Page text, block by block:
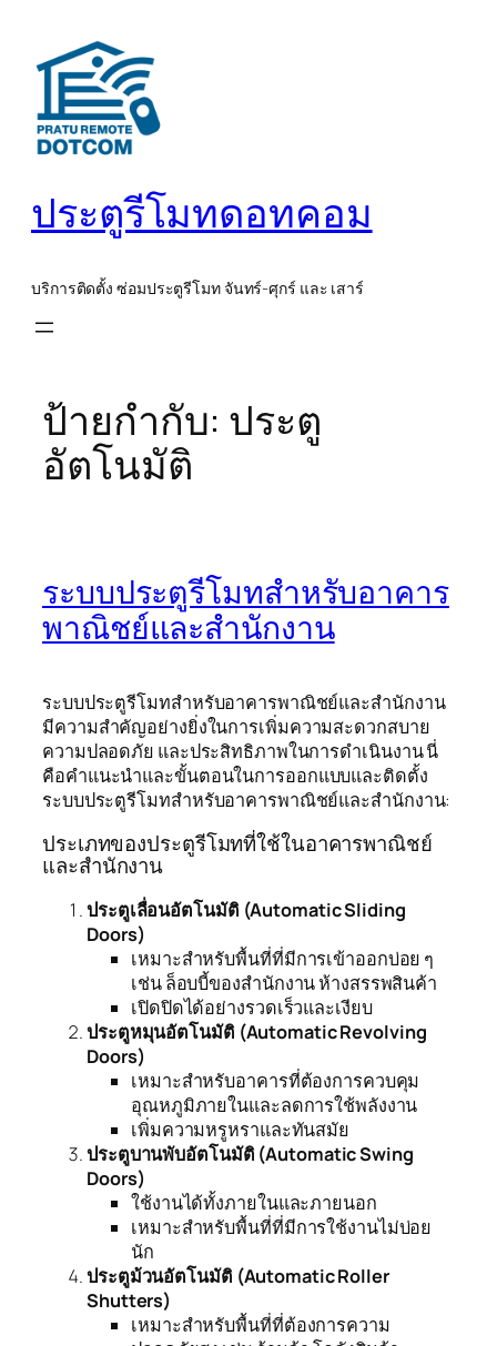
เนื้อหา
ประตูรีโมทดอทคอม
บริการติดตั้ง ซ่อมประตูรีโมท จันทร์-ศุกร์ และ เสาร์
ป้ายกำกับ: ประตู
อัตโนมัติ
ระบบประตูรีโมทสำหรับอาคาร
พาณิชย์และสำนักงาน
ระบบประตูรีโมทสำหรับอาคารพาณิชย์และสำนักงาน
มีความสำคัญอย่างยิ่งในการเพิ่มความสะดวกสบาย
ความปลอดภัย และประสิทธิภาพในการดำเนินงาน นี่
คือคำแนะนำและขั้นตอนในการออกแบบและติดตั้ง
ระบบประตูรีโมทสำหรับอาคารพาณิชย์และสำนักงาน:
ประเภทของประตูรีโมทที่ใช้ในอาคารพาณิชย์
และสำนักงาน
ประตูเลื่อนอัตโนมัติ (Automatic Sliding
Doors)
เหมาะสำหรับพื้นที่ที่มีการเข้าออกบ่อย ๆ
เช่น ล็อบบี้ของสำนักงาน ห้างสรรพสินค้า
เปิดปิดได้อย่างรวดเร็วและเงียบ
ประตูหมุนอัตโนมัติ (Automatic Revolving
Doors)
เหมาะสำหรับอาคารที่ต้องการควบคุม
อุณหภูมิภายในและลดการใช้พลังงาน
เพิ่มความหรูหราและทันสมัย
ประตูบานพับอัตโนมัติ (Automatic Swing
Doors)
ใช้งานได้ทั้งภายในและภายนอก
เหมาะสำหรับพื้นที่ที่มีการใช้งานไม่บ่อย
นัก
ประตูม้วนอัตโนมัติ (Automatic Roller
Shutters)
เหมาะสำหรับพื้นที่ที่ต้องการความ